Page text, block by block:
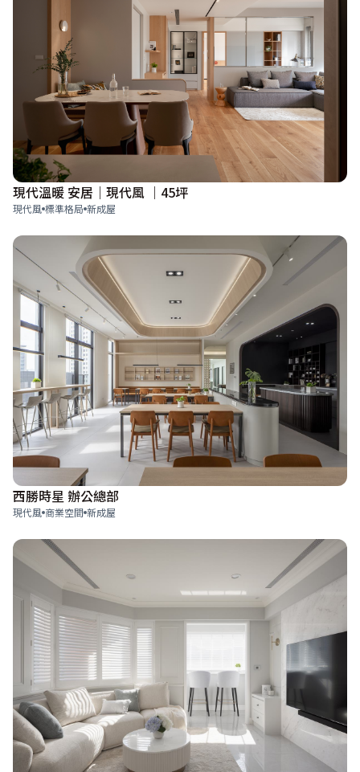
現代溫暖 安居｜現代風 ｜45坪
現代風 標準格局 新成屋
西勝時星 辦公總部
現代風 商業空間 新成屋